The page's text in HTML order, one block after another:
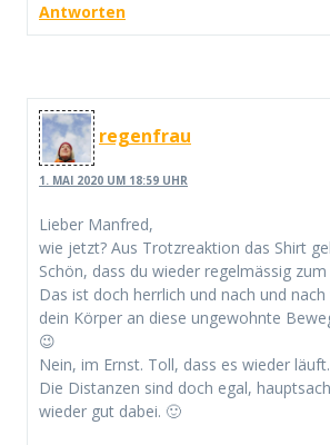
Antworten
regenfrau
1. MAI 2020 UM 18:59 UHR
Lieber Manfred,
wie jetzt? Aus Trotzreaktion das Shirt
Schön, dass du wieder regelmässig
Das ist doch herrlich und nach und
dein Körper an diese ungewohnte
😉
Nein, im Ernst. Toll, dass es wieder läuft.
Die Distanzen sind doch egal,
wieder gut dabei. 🙂